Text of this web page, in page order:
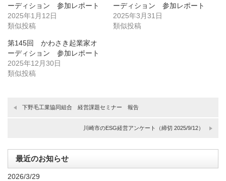
ーディション 参加レポート
2025年1月12日
類似投稿
ーディション 参加レポート
2025年3月31日
類似投稿
第145回 かわさき起業家オ
ーディション 参加レポート
2025年12月30日
類似投稿
下野毛工業協同組合 経営課題セミナー 報告
川崎市のESG経営アンケート（締切 2025/9/12）
最近のお知らせ
2026/3/29